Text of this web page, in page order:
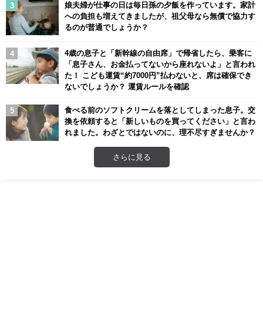
娘夫婦が仕事の日は毎日孫の夕飯を作っています。家計
への負担も増えてきましたが、祖父母なら無償で協力す
るのが普通でしょうか？
4歳の息子と「新幹線の自由席」で帰省したら、乗客に
「息子さん、お金払ってないから座れないよ」と言われ
た！ こども運賃“約7000円”払わないと、席は確保でき
ないでしょうか？ 運賃ルールを確認
食べる前のソフトクリームを落としてしまった息子。交
換を依頼すると「新しいものを買ってください」と言わ
れました。わざとではないのに、理不尽すぎませんか？
さらに見る